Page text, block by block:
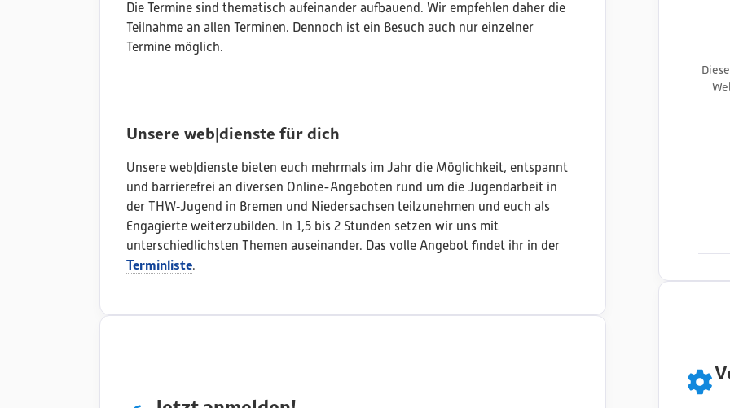
Die Termine sind thematisch aufeinander aufbauend. Wir empfehlen daher die
Teilnahme an allen Terminen. Dennoch ist ein Besuch auch nur einzelner
Termine möglich.
Unsere web|dienste für dich
Unsere web|dienste bieten euch mehrmals im Jahr die Möglichkeit, entspannt
und barrierefrei an diversen Online-Angeboten rund um die Jugendarbeit in
der THW‑Jugend in Bremen und Niedersachsen teilzunehmen und euch als
Engagierte weiterzubilden. In 1,5 bis 2 Stunden setzen wir uns mit
unterschiedlichsten Themen auseinander. Das volle Angebot findet ihr in der
Terminliste.